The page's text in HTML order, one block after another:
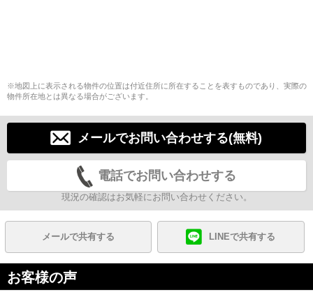
※地図上に表示される物件の位置は付近住所に所在することを表すものであり、実際の
物件所在地とは異なる場合がございます。
メールでお問い合わせする(無料)
電話でお問い合わせする
現況の確認はお気軽にお問い合わせください。
メールで共有する LINEで共有する
お客様の声